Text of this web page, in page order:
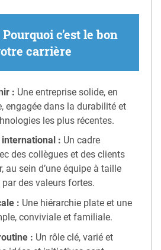
c’est le bon
carrière
: Une entreprise solide, en
engagée dans la durabilité et
les plus récentes.
international : Un cadre
des collègues et des clients
au sein d’une équipe à taille
des valeurs fortes.
: Une hiérarchie plate et une
conviviale et familiale.
: Un rôle clé, varié et